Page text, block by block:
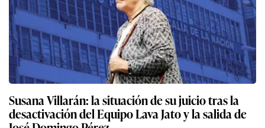
Susana Villarán: la situación de su juicio tras la
desactivación del Equipo Lava Jato y la salida de